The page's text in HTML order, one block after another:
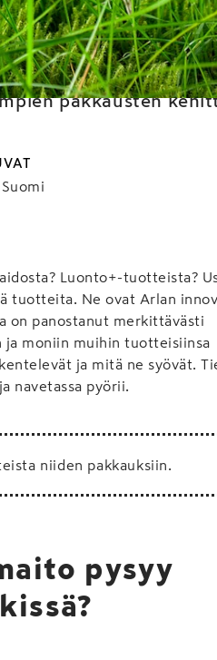
maitotölkit ilman
olevan
pakkausten
Luonto+-tuotteista?
tuotteita. Ne ovat Arlan
on panostanut merkittävästi
ja moniin muihin tuotteisiinsa
ja mitä ne syövät.
navetassa pyörii.
niiden pakkauksiin.
pysyy